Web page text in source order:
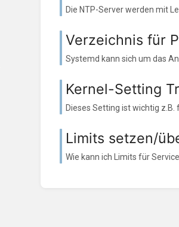
Die NTP-Server werden mit
Verzeichnis für
Systemd kann sich um das
Kernel-Setting
Dieses Setting ist wichtig z.B.
Limits setzen/
Wie kann ich Limits für